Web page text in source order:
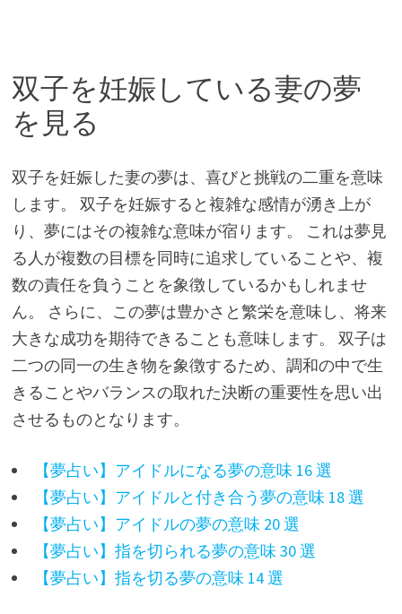
双子を妊娠している妻の夢
を見る
双子を妊娠した妻の夢は、喜びと挑戦の二重を意味
します。 双子を妊娠すると複雑な感情が湧き上が
り、夢にはその複雑な意味が宿ります。 これは夢見
る人が複数の目標を同時に追求していることや、複
数の責任を負うことを象徴しているかもしれませ
ん。 さらに、この夢は豊かさと繁栄を意味し、将来
大きな成功を期待できることも意味します。 双子は
二つの同一の生き物を象徴するため、調和の中で生
きることやバランスの取れた決断の重要性を思い出
させるものとなります。
【夢占い】アイドルになる夢の意味 16 選
【夢占い】アイドルと付き合う夢の意味 18 選
【夢占い】アイドルの夢の意味 20 選
【夢占い】指を切られる夢の意味 30 選
【夢占い】指を切る夢の意味 14 選